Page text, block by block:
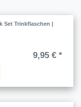
Set Trinkflaschen |
9,95 € *